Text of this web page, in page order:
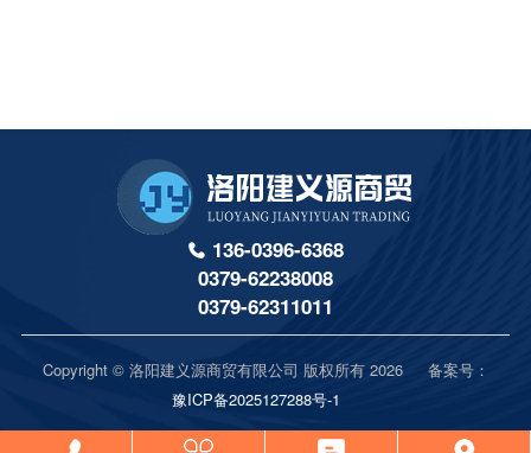
136-0396-6368
0379-62238008
0379-62311011
Copyright © 洛阳建义源商贸有限公司 版权所有 2026 备案号：
豫ICP备2025127288号-1